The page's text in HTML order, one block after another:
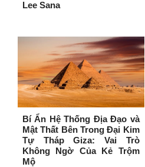
Lee Sana
Bí Ẩn Hệ Thống Địa Đạo và
Mật Thất Bên Trong Đại Kim
Tự Tháp Giza: Vai Trò
Không Ngờ Của Kẻ Trộm
Mộ